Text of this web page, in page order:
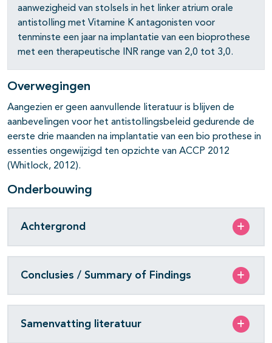
open- en dichtklappen
aanwezigheid van stolsels in het linker atrium orale
antistolling met Vitamine K antagonisten voor
tenminste een jaar na implantatie van een bioprothese
met een therapeutische INR range van 2,0 tot 3,0.
Overwegingen
Aangezien er geen aanvullende literatuur is blijven de
aanbevelingen voor het antistollingsbeleid gedurende de
eerste drie maanden na implantatie van een bio prothese in
essenties ongewijzigd ten opzichte van ACCP 2012
(Whitlock, 2012).
Onderbouwing
Achtergrond
Conclusies / Summary of Findings
Samenvatting literatuur